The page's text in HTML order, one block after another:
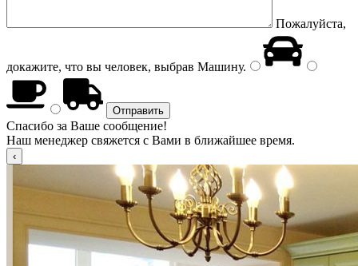
Пожалуйста,
докажите, что вы человек, выбрав Машину.
Спасибо за Ваше сообщение!
Наш менеджер свяжется с Вами в ближайшее время.